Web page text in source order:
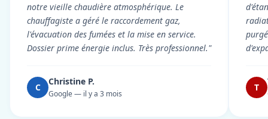
notre vieille chaudière atmosphérique. Le
chauffagiste a géré le raccordement gaz,
l'évacuation des fumées et la mise en service.
Dossier prime énergie inclus. Très professionnel."
C
Christine P.
Google — il y a 3 mois
T